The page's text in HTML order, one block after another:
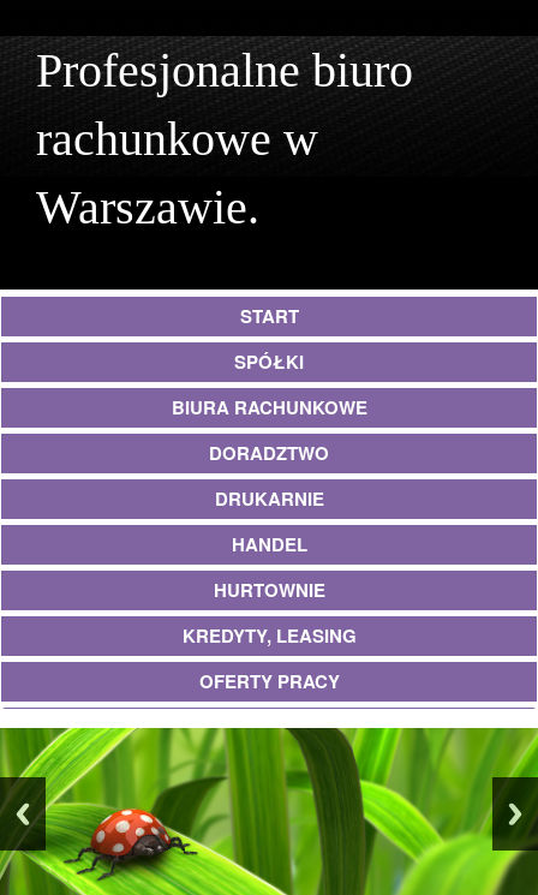
Profesjonalne biuro
rachunkowe w
Warszawie.
START
SPÓŁKI
BIURA RACHUNKOWE
DORADZTWO
DRUKARNIE
HANDEL
HURTOWNIE
KREDYTY, LEASING
OFERTY PRACY
UBEZPIECZENIA
EKOLOGIA
BANKI, PRZELEWY, WALUTY, KANTORY
WYKOŃCZENIA